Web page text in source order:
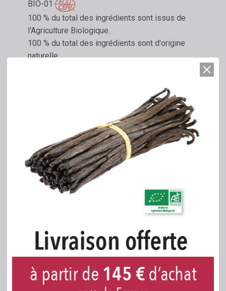
BIO-01
100 % du total des ingrédients sont issus de
l'Agriculture Biologique.
100 % du total des ingrédients sont d'origine
naturelle.
Préparations aromatisantes (extrait de vanille)
Sirop de sucre
grains de vanille débactérisés
caramel (sucre, eau)
Volume net : 1 litre=
Equivalence en gousses de
Vanille
Extrait fabriqué en France pour denrées
Utilisation illimitée.
Non destiné à être consommé en l'état.
Usage professionnel.
En option